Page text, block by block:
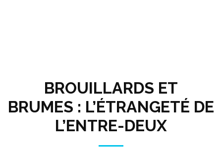
BROUILLARDS ET
BRUMES : L’ÉTRANGETÉ DE
L’ENTRE-DEUX